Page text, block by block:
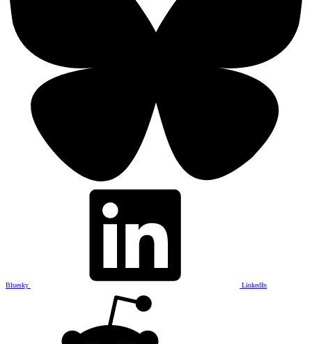
Bluesky LinkedIn